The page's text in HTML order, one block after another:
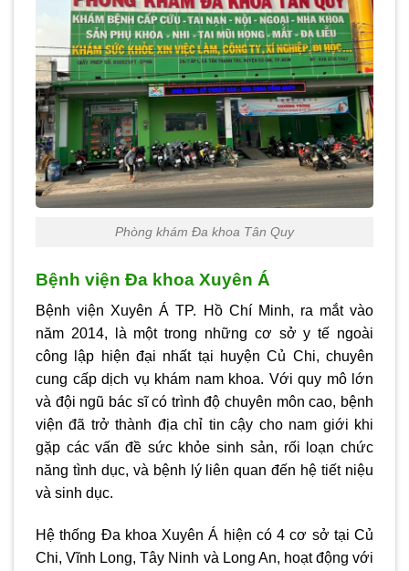
Phòng khám Đa khoa Tân Quy
Bệnh viện Đa khoa Xuyên Á
Bệnh viện Xuyên Á TP. Hồ Chí Minh, ra mắt vào
năm 2014, là một trong những cơ sở y tế ngoài
công lập hiện đại nhất tại huyện Củ Chi, chuyên
cung cấp dịch vụ khám nam khoa. Với quy mô lớn
và đội ngũ bác sĩ có trình độ chuyên môn cao, bệnh
viện đã trở thành địa chỉ tin cậy cho nam giới khi
gặp các vấn đề sức khỏe sinh sản, rối loạn chức
năng tình dục, và bệnh lý liên quan đến hệ tiết niệu
và sinh dục.
Hệ thống Đa khoa Xuyên Á hiện có 4 cơ sở tại Củ
Chi, Vĩnh Long, Tây Ninh và Long An, hoạt động với